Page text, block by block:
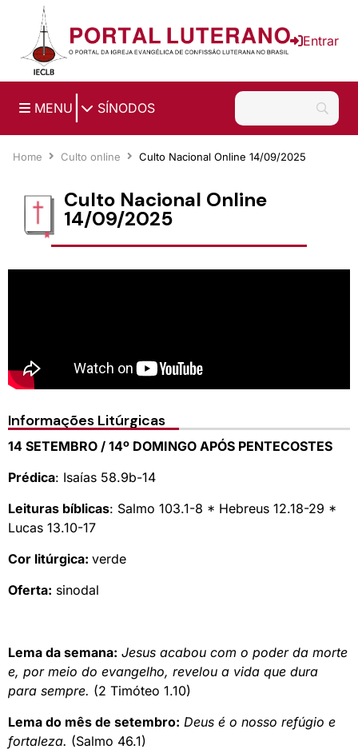
Ir para o conteúdo principal
Entrar
MENU SÍNODOS
Home Culto online Culto Nacional Online 14/09/2025
Culto Nacional Online
14/09/2025
Informações Litúrgicas
14 SETEMBRO / 14º DOMINGO APÓS PENTECOSTES
Prédica: Isaías 58.9b-14
Leituras bíblicas: Salmo 103.1-8 * Hebreus 12.18-29 *
Lucas 13.10-17
Cor litúrgica: verde
Oferta: sinodal
Lema da semana: Jesus acabou com o poder da morte
e, por meio do evangelho, revelou a vida que dura
para sempre. (2 Timóteo 1.10)
Lema do mês de setembro: Deus é o nosso refúgio e
fortaleza. (Salmo 46.1)